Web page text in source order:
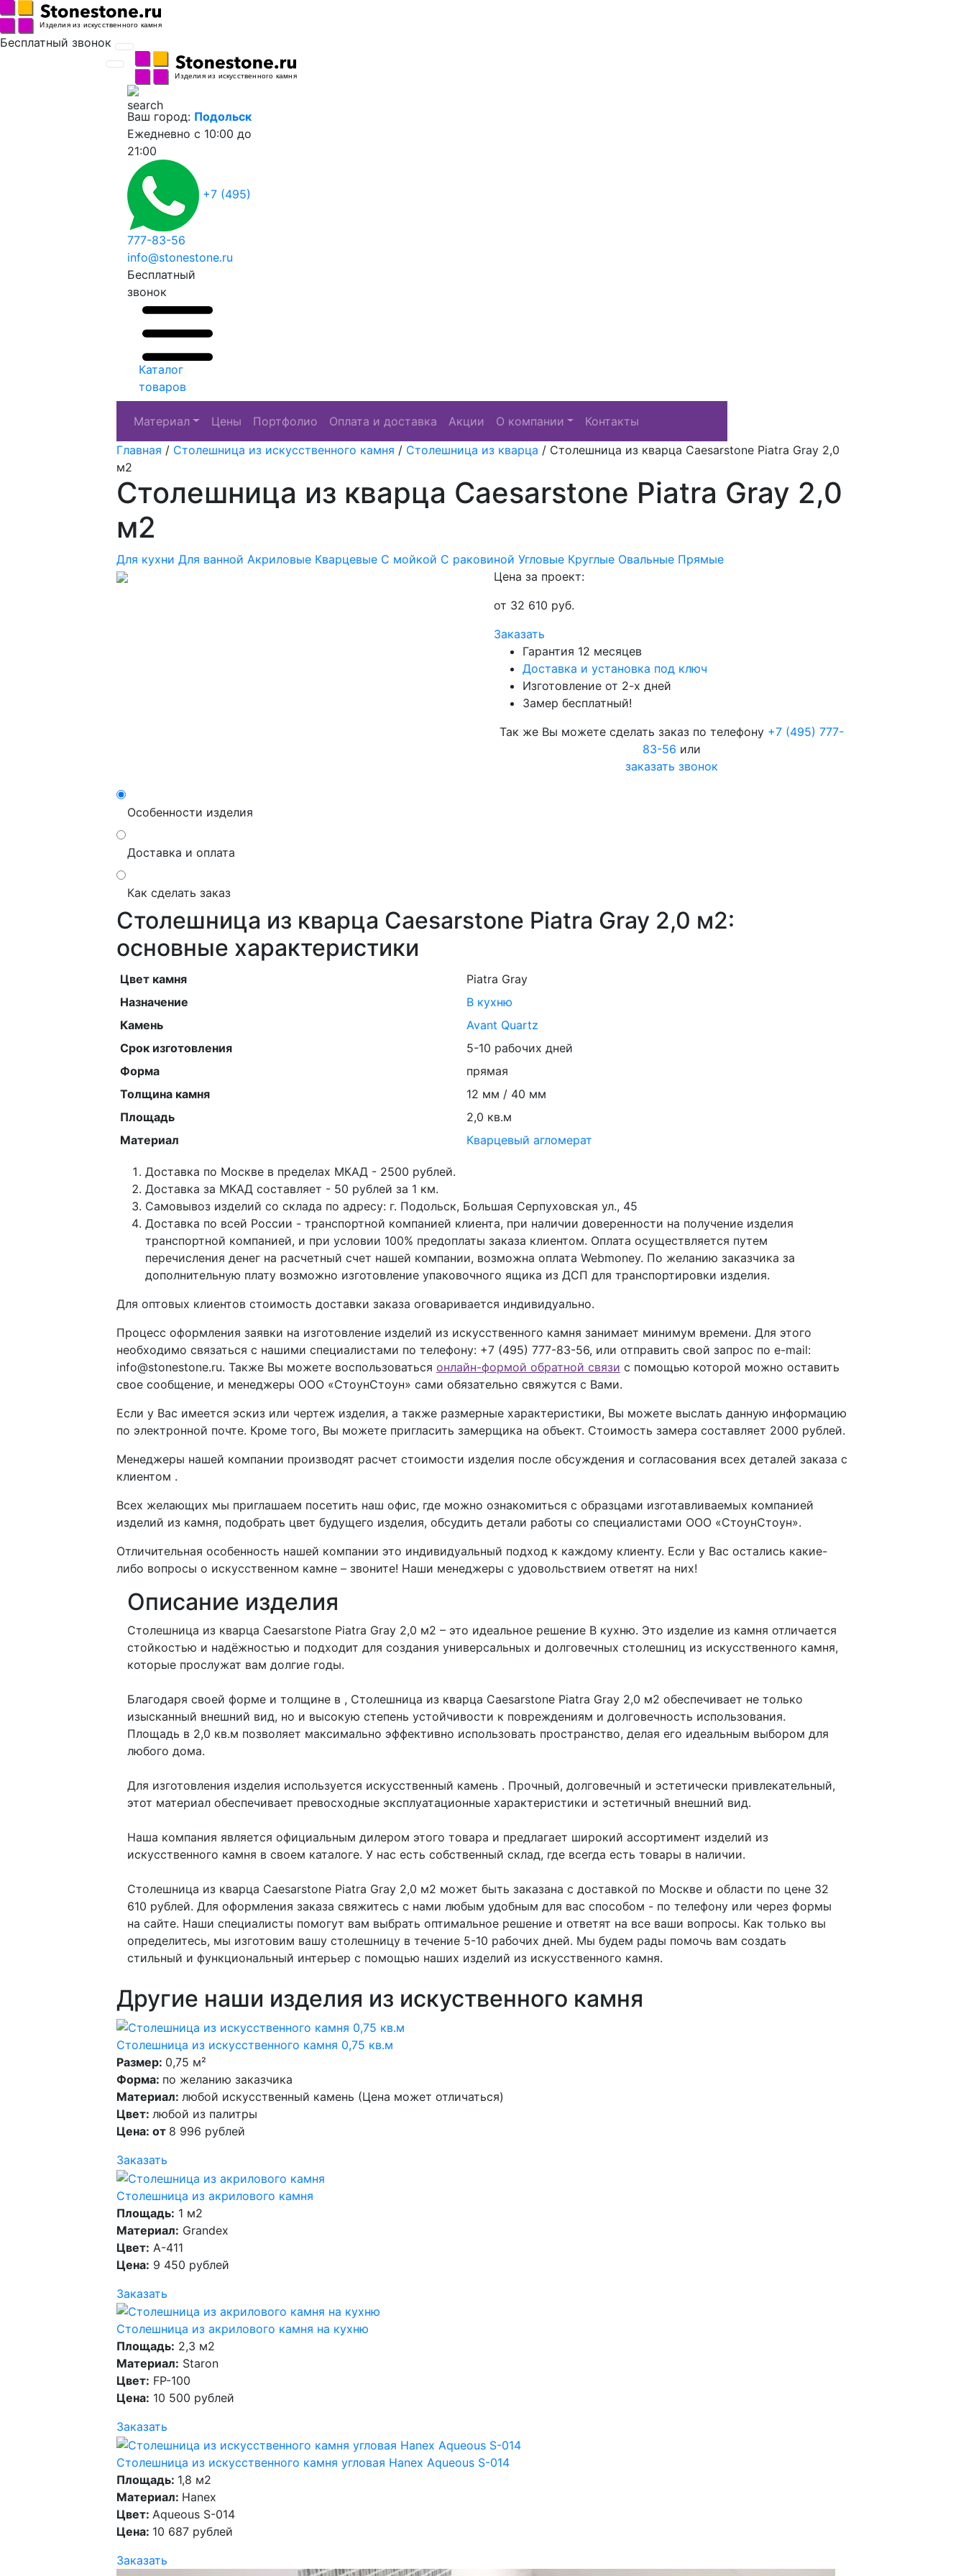
Бесплатный звонок
Ваш город: Подольск
Ежедневно с 10:00 до
21:00
+7 (495)
777-83-56
info@stonestone.ru
Бесплатный
звонок
Каталог
товаров
Материал Цены Портфолио Оплата и доставка Акции О компании
Контакты
Главная / Столешница из искусственного камня / Столешница из кварца / Столешница из кварца Caesarstone Piatra Gray 2,0
м2
Столешница из кварца Caesarstone Piatra Gray 2,0
м2
Для кухни Для ванной Акриловые Кварцевые С мойкой С раковиной Угловые Круглые Овальные Прямые
Цена за проект:
от 32 610 руб.
Заказать
Гарантия 12 месяцев
Доставка и установка под ключ
Изготовление от 2-х дней
Замер бесплатный!
Так же Вы можете сделать заказ по телефону +7 (495) 777-
83-56 или
заказать звонок
Особенности изделия
Доставка и оплата
Как сделать заказ
Столешница из кварца Caesarstone Piatra Gray 2,0 м2:
основные характеристики
Цвет камня
Piatra Gray
Назначение
В кухню
Камень
Avant Quartz
Срок изготовления
5-10 рабочих дней
Форма
прямая
Толщина камня
12 мм / 40 мм
Площадь
2,0 кв.м
Материал
Кварцевый агломерат
Доставка по Москве в пределах МКАД - 2500 рублей.
Доставка за МКАД составляет - 50 рублей за 1 км.
Самовывоз изделий со склада по адресу: г. Подольск, Большая Серпуховская ул., 45
Доставка по всей России - транспортной компанией клиента, при наличии доверенности на получение изделия
транспортной компанией, и при условии 100% предоплаты заказа клиентом. Оплата осуществляется путем
перечисления денег на расчетный счет нашей компании, возможна оплата Webmoney. По желанию заказчика за
дополнительную плату возможно изготовление упаковочного ящика из ДСП для транспортировки изделия.
Для оптовых клиентов стоимость доставки заказа оговаривается индивидуально.
Процесс оформления заявки на изготовление изделий из искусственного камня занимает минимум времени. Для этого
необходимо связаться с нашими специалистами по телефону: +7 (495) 777-83-56, или отправить свой запрос по e-mail:
info@stonestone.ru. Также Вы можете воспользоваться онлайн-формой обратной связи с помощью которой можно оставить
свое сообщение, и менеджеры ООО «СтоунСтоун» сами обязательно свяжутся с Вами.
Если у Вас имеется эскиз или чертеж изделия, а также размерные характеристики, Вы можете выслать данную информацию
по электронной почте. Кроме того, Вы можете пригласить замерщика на объект. Стоимость замера составляет 2000 рублей.
Менеджеры нашей компании производят расчет стоимости изделия после обсуждения и согласования всех деталей заказа с
клиентом .
Всех желающих мы приглашаем посетить наш офис, где можно ознакомиться с образцами изготавливаемых компанией
изделий из камня, подобрать цвет будущего изделия, обсудить детали работы со специалистами ООО «СтоунСтоун».
Отличительная особенность нашей компании это индивидуальный подход к каждому клиенту. Если у Вас остались какие-
либо вопросы о искусственном камне – звоните! Наши менеджеры с удовольствием ответят на них!
Описание изделия
Столешница из кварца Caesarstone Piatra Gray 2,0 м2 – это идеальное решение В кухню. Это изделие из камня отличается
стойкостью и надёжностью и подходит для создания универсальных и долговечных столешниц из искусственного камня,
которые прослужат вам долгие годы.
Благодаря своей форме и толщине в , Столешница из кварца Caesarstone Piatra Gray 2,0 м2 обеспечивает не только
изысканный внешний вид, но и высокую степень устойчивости к повреждениям и долговечность использования.
Площадь в 2,0 кв.м позволяет максимально эффективно использовать пространство, делая его идеальным выбором для
любого дома.
Для изготовления изделия используется искусственный камень . Прочный, долговечный и эстетически привлекательный,
этот материал обеспечивает превосходные эксплуатационные характеристики и эстетичный внешний вид.
Наша компания является официальным дилером этого товара и предлагает широкий ассортимент изделий из
искусственного камня в своем каталоге. У нас есть собственный склад, где всегда есть товары в наличии.
Столешница из кварца Caesarstone Piatra Gray 2,0 м2 может быть заказана с доставкой по Москве и области по цене 32
610 рублей. Для оформления заказа свяжитесь с нами любым удобным для вас способом - по телефону или через формы
на сайте. Наши специалисты помогут вам выбрать оптимальное решение и ответят на все ваши вопросы. Как только вы
определитесь, мы изготовим вашу столешницу в течение 5-10 рабочих дней. Мы будем рады помочь вам создать
стильный и функциональный интерьер с помощью наших изделий из искусственного камня.
Другие наши изделия из искуственного камня
Столешница из искусственного камня 0,75 кв.м
Размер: 0,75 м²
Форма: по желанию заказчика
Материал: любой искусственный камень (Цена может отличаться)
Цвет: любой из палитры
Цена: от 8 996 рублей
Заказать
Столешница из акрилового камня
Площадь: 1 м2
Материал: Grandex
Цвет: A-411
Цена: 9 450 рублей
Заказать
Столешница из акрилового камня на кухню
Площадь: 2,3 м2
Материал: Staron
Цвет: FP-100
Цена: 10 500 рублей
Заказать
Столешница из искусственного камня угловая Hanex Aqueous S-014
Площадь: 1,8 м2
Материал: Hanex
Цвет: Aqueous S-014
Цена: 10 687 рублей
Заказать